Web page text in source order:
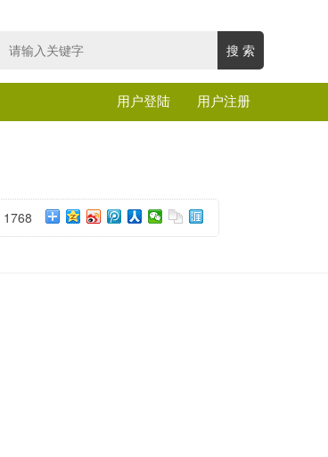
用户登陆 用户注册
1768